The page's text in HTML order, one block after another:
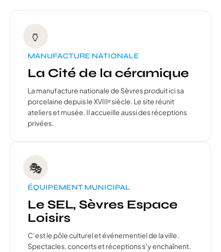
🏺
MANUFACTURE NATIONALE
La Cité de la céramique
La manufacture nationale de Sèvres produit ici sa
porcelaine depuis le XVIIIᵉ siècle. Le site réunit
ateliers et musée. Il accueille aussi des réceptions
privées.
🎭
ÉQUIPEMENT MUNICIPAL
Le SEL, Sèvres Espace
Loisirs
C’est le pôle culturel et événementiel de la ville.
Spectacles, concerts et réceptions s’y enchaînent.